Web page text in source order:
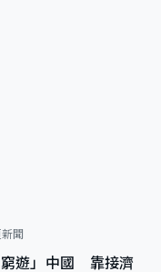
聞
窮遊」中國 靠接濟